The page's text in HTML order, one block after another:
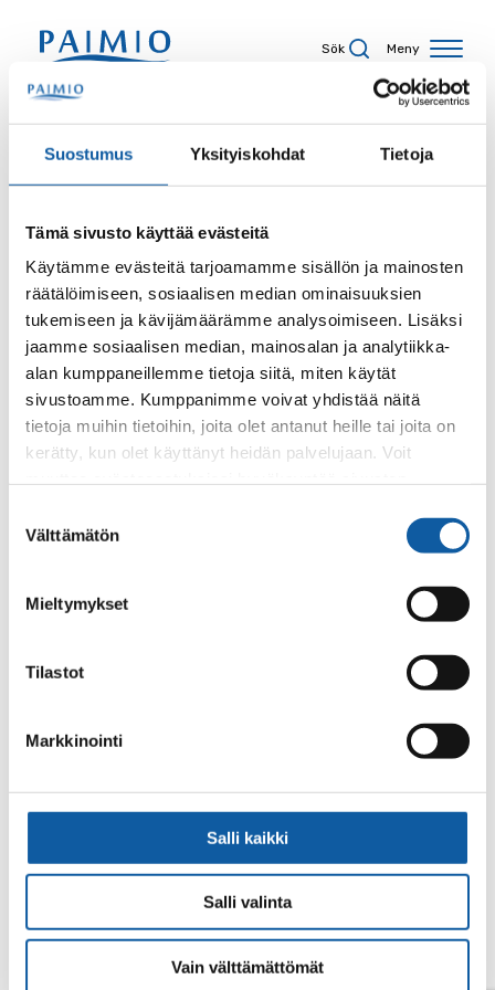
Suostumus Yksityiskohdat Tietoja
Tämä sivusto käyttää evästeitä
Käytämme evästeitä tarjoamamme sisällön ja mainosten
räätälöimiseen, sosiaalisen median ominaisuuksien
tukemiseen ja kävijämäärämme analysoimiseen. Lisäksi
jaamme sosiaalisen median, mainosalan ja analytiikka-
alan kumppaneillemme tietoja siitä, miten käytät
sivustoamme. Kumppanimme voivat yhdistää näitä
tietoja muihin tietoihin, joita olet antanut heille tai joita on
kerätty, kun olet käyttänyt heidän palvelujaan. Voit
valinta
Välttämätön
Mieltymykset
Tilastot
Markkinointi
Salli kaikki
Salli valinta
Vain välttämättömät
Sök Meny
Sökresultat
Sökord
Sida
Innehållstyp